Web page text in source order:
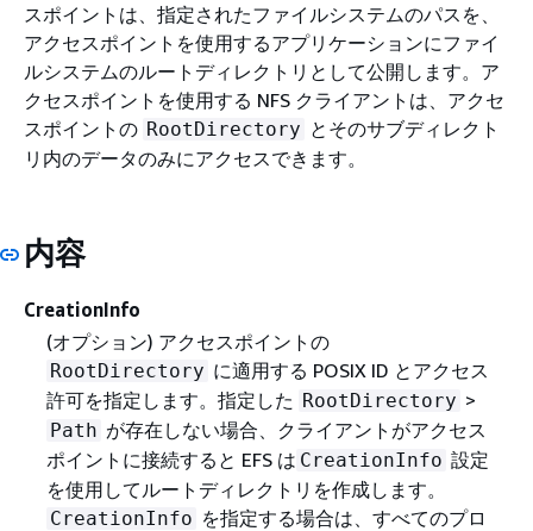
スポイントは、指定されたファイルシステムのパスを、
アクセスポイントを使用するアプリケーションにファイ
ルシステムのルートディレクトリとして公開します。ア
クセスポイントを使用する NFS クライアントは、アクセ
スポイントの RootDirectory とそのサブディレクト
リ内のデータのみにアクセスできます。
内容
CreationInfo
(オプション) アクセスポイントの
RootDirectory に適用する POSIX ID とアクセス
許可を指定します。指定した RootDirectory >
Path が存在しない場合、クライアントがアクセス
ポイントに接続すると EFS は CreationInfo 設定
を使用してルートディレクトリを作成します。
CreationInfo を指定する場合は、すべてのプロ